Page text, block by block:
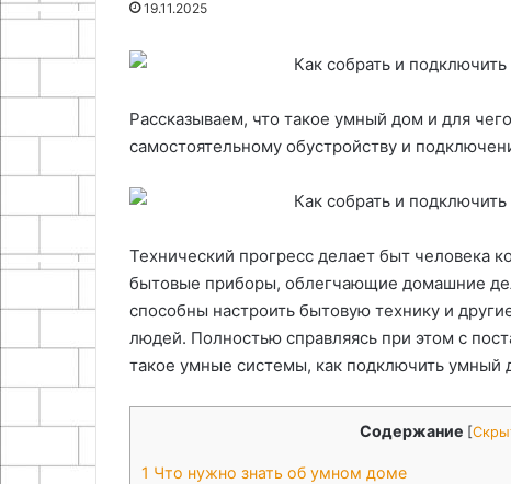
19.11.2025
Рассказываем, что такое умный дом и для
самостоятельному обустройству и
Технический прогресс делает быт человека
бытовые приборы, облегчающие домашние
способны настроить бытовую технику и
людей. Полностью справляясь при этом с
такое умные системы, как подключить умный
Содержание [
1 Что нужно знать об умном доме
станка
Как проточить тормозной диск
Как